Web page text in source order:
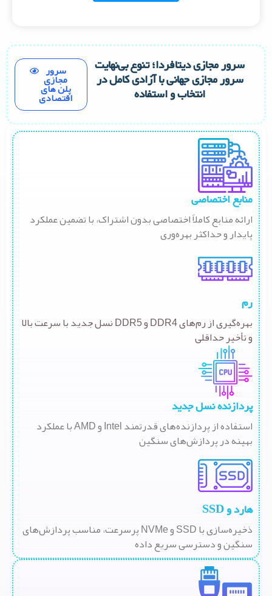
سرور مجازی دیتافردا؛ تنوع بی‌نهایت
سرور مجازی جهانی با آزادی کامل در
انتخاب و استفاده
سرور
مجازی
پلن های
اقتصادی
منابع اختصاصی
ارائه منابع کاملاً اختصاصی بدون اشتراک، با تضمین عملکرد
پایدار و حداکثر بهره‌وری
رم
بهره‌گیری از رم‌های DDR4 و DDR5 نسل جدید با سرعت بالا
و تأخیر حداقلی
پردازنده نسل جدید
استفاده از پردازنده‌های قدرتمند Intel و AMD با عملکرد
بهینه در پردازش‌های سنگین
هارد و SSD
ذخیره‌سازی با SSD و NVMe پرسرعت، مناسب پردازش‌های
سنگین و دسترسی سریع داده